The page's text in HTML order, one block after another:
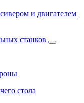
и двигателем
станков
стола